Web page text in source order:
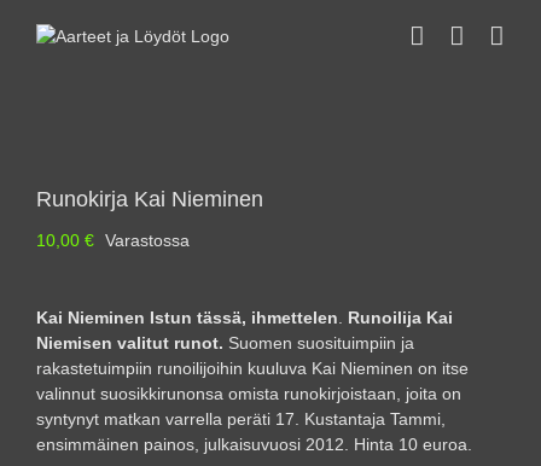
Runokirja Kai Nieminen
10,00 € Varastossa
Kai Nieminen Istun tässä, ihmettelen
Runoilija Kai
Niemisen valitut runot. Suomen suosituimpiin ja
rakastetuimpiin runoilijoihin kuuluva Kai Nieminen on itse
valinnut suosikkirunonsa omista runokirjoistaan, joita on
syntynyt matkan varrella peräti 17. Kustantaja Tammi,
ensimmäinen painos, julkaisuvuosi 2012. Hinta 10 euroa.